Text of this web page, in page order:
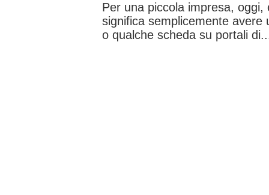
Per una piccola impresa,
significa semplicemente avere
o qualche scheda su portali